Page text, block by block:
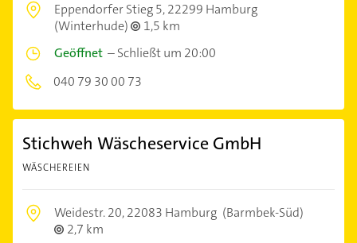
Eppendorfer Stieg 5,22299 Hamburg
(Winterhude)
1,5 km
Geöffnet –Schließt um 20:00
040 79 30 00 73
Stichweh Wäscheservice GmbH
WÄSCHEREIEN
Weidestr. 20,22083 Hamburg (Barmbek-Süd)
2,7 km